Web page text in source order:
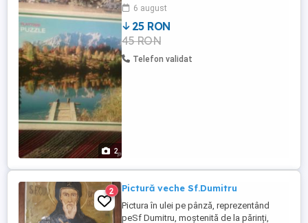
2
6 august
25 RON
45 RON
Telefon validat
2 Pictură veche Sf.Dumitru
Pictura în ulei pe pânză, reprezentând
peSf Dumitru, moștenită de la părinți,